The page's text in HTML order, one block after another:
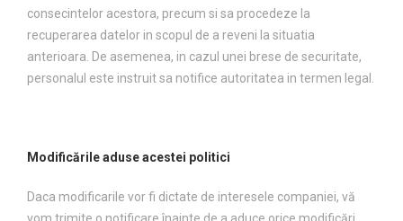
consecintelor acestora, precum si sa procedeze la
recuperarea datelor in scopul de a reveni la situatia
anterioara. De asemenea, in cazul unei brese de securitate,
personalul este instruit sa notifice autoritatea in termen legal.
Modificările aduse acestei politici
Daca modificarile vor fi dictate de interesele companiei, vă